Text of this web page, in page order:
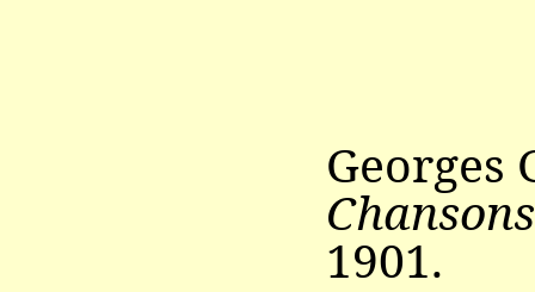
Georges
1901.